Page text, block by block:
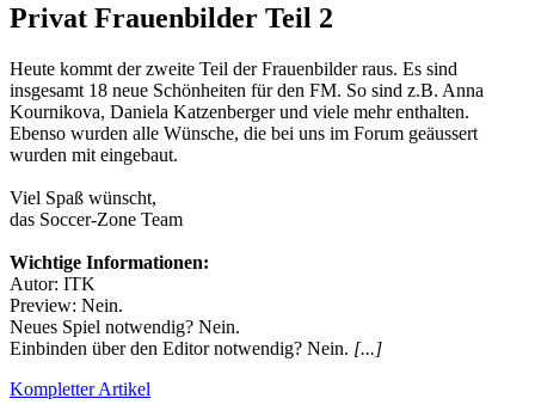
Privat Frauenbilder Teil 2
Heute kommt der zweite Teil der Frauenbilder raus. Es sind
insgesamt 18 neue Schönheiten für den FM. So sind z.B. Anna
Kournikova, Daniela Katzenberger und viele mehr enthalten.
Ebenso wurden alle Wünsche, die bei uns im Forum geäussert
wurden mit eingebaut.
Viel Spaß wünscht,
das Soccer-Zone Team
Wichtige Informationen:
Autor: ITK
Preview: Nein.
Neues Spiel notwendig? Nein.
Einbinden über den Editor notwendig? Nein. [...]
Kompletter Artikel